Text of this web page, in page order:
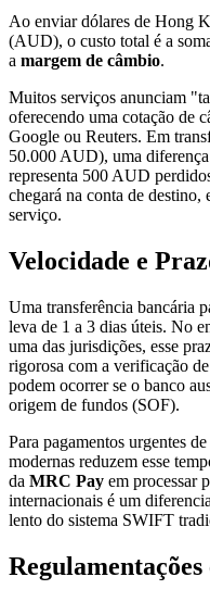
Ao enviar dólares de Hong
(AUD), o custo total é a
a margem de câmbio.
Muitos serviços anunciam
oferecendo uma cotação de
Google ou Reuters. Em
50.000 AUD), uma
representa 500 AUD
chegará na conta de destino,
serviço.
Velocidade e
Uma transferência bancária
leva de 1 a 3 dias úteis. No
uma das jurisdições, esse
rigorosa com a verificação
podem ocorrer se o banco
origem de fundos (SOF).
Para pagamentos urgentes
modernas reduzem esse
da MRC Pay em processar
internacionais é um
lento do sistema SWIFT
Regulamentações